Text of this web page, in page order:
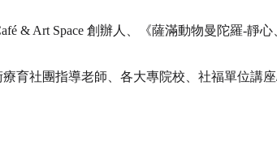
& Art Space 創辦人、《薩滿動物曼陀羅-靜心
育社團指導老師、各大專院校、社福單位講座